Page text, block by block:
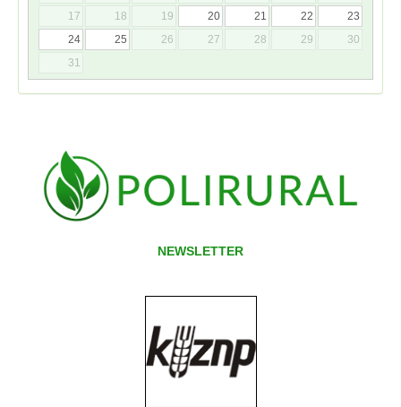
17
18 19 20 21 22
23
24
25 26 27 28 29
30
31
NEWSLETTER